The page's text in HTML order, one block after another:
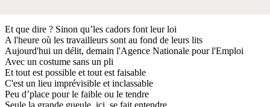
Et que dire ? Sinon qu’les cadors font leur loi
A l'heure où les travailleurs sont au fond de leurs lits
Aujourd'hui un délit, demain l'Agence Nationale pour l'Emploi
Avec un costume sans un pli
Et tout est possible et tout est faisable
C'est un lieu imprévisible et inclassable
Peu d’place pour le faible ou le tendre
Seule la grande gueule, ici, se fait entendre